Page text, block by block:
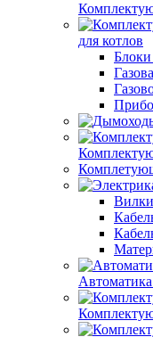
для котлов
Блоки